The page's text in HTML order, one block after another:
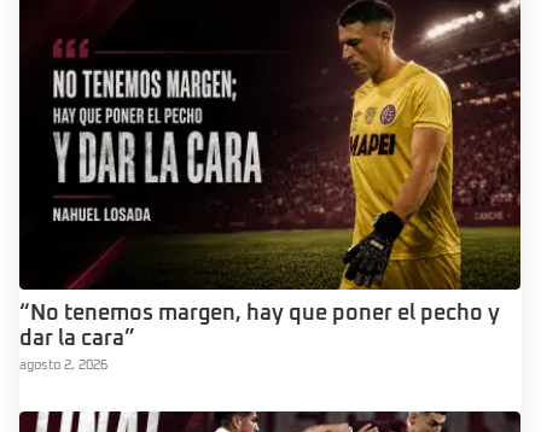
“No tenemos margen, hay que poner el pecho y
dar la cara”
agosto 2, 2026